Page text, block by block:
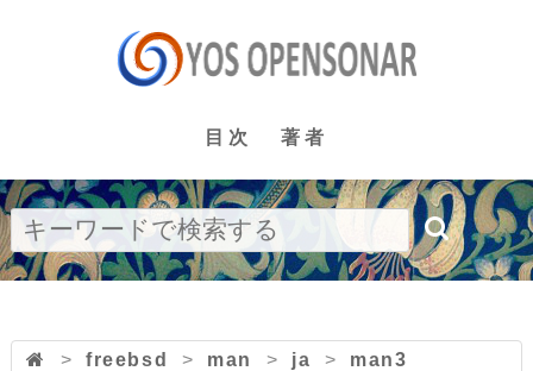
目次 著者
> freebsd > man > ja > man3